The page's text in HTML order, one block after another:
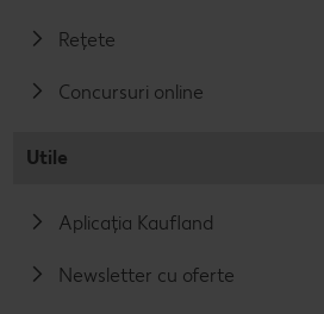
Rețete
Concursuri online
Utile
Aplicația Kaufland
Newsletter cu oferte